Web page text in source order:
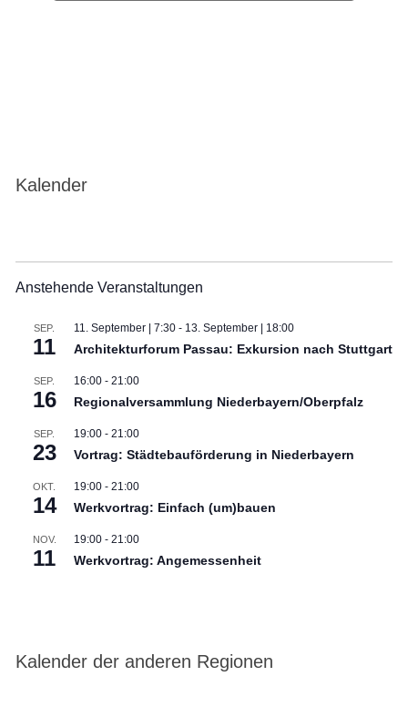
Kalender
Anstehende Veranstaltungen
SEP.
11
11. September | 7:30- 13. September | 18:00
Architekturforum Passau: Exkursion nach Stuttgart
SEP.
16
16:00- 21:00
Regionalversammlung Niederbayern/Oberpfalz
SEP.
23
19:00- 21:00
Vortrag: Städtebauförderung in Niederbayern
OKT.
14
19:00- 21:00
Werkvortrag: Einfach (um)bauen
NOV.
11
19:00- 21:00
Werkvortrag: Angemessenheit
Kalender der anderen Regionen